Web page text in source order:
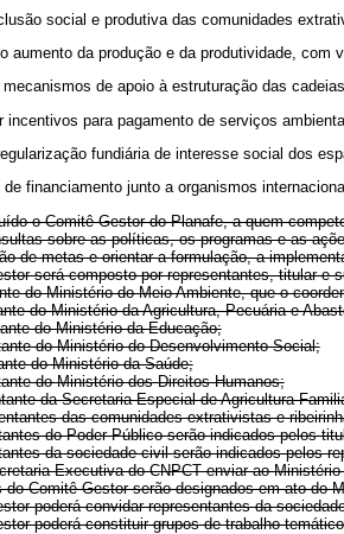
social e produtiva das comunidades
aumento da produção e da produtividade,
de apoio à estruturação das
incentivos para pagamento de serviços
fundiária de interesse social dos
financiamento junto a organismos
o Comitê Gestor do Planafe, a quem
sobre as políticas, os programas e as
de metas e orientar a formulação, a
será composto por representantes, titular
do Ministério do Meio Ambiente, que o
do Ministério da Agricultura, Pecuária e
do Ministério da Educação;
do Ministério do Desenvolvimento Social;
do Ministério da Saúde;
do Ministério dos Direitos Humanos;
da Secretaria Especial de Agricultura
das comunidades extrativistas e
do Poder Público serão indicados pelos
da sociedade civil serão indicados pelos
Executiva do CNPCT enviar ao
do Comitê Gestor serão designados em ato do
poderá convidar representantes da
poderá constituir grupos de trabalho